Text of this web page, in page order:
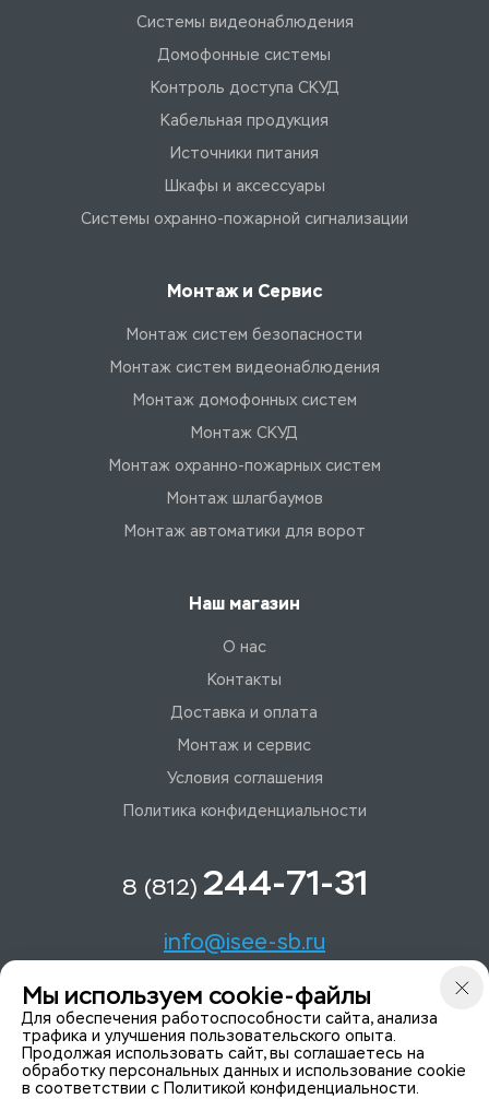
Системы видеонаблюдения
Домофонные системы
Контроль доступа СКУД
Кабельная продукция
Источники питания
Шкафы и аксессуары
Системы охранно-пожарной сигнализации
Монтаж и Сервис
Монтаж систем безопасности
Монтаж систем видеонаблюдения
Монтаж домофонных систем
Монтаж СКУД
Монтаж охранно-пожарных систем
Монтаж шлагбаумов
Монтаж автоматики для ворот
Наш магазин
О нас
Контакты
Доставка и оплата
Монтаж и сервис
Условия соглашения
Политика конфиденциальности
8 (812) 244-71-31
info@isee-sb.ru
Светлановский пр-кт, д. 70, корп. 1
Мы в Telegam
Мы используем cookie-файлы
Для обеспечения работоспособности сайта, анализа
трафика и улучшения пользовательского опыта.
Продолжая использовать сайт, вы соглашаетесь на
обработку персональных данных и использование cookie
в соответствии с Политикой конфиденциальности.